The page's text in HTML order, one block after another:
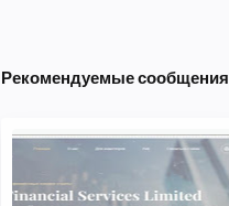
Рекомендуемые сообщения